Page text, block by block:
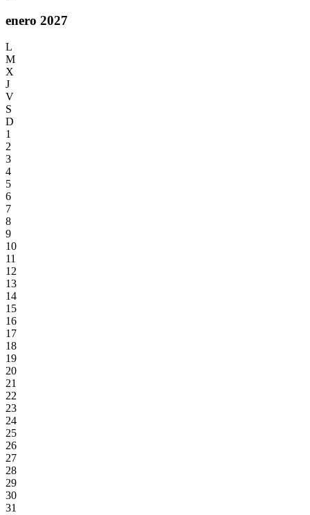
enero 2027
L
M
X
J
V
S
D
1
2
3
4
5
6
7
8
9
10
11
12
13
14
15
16
17
18
19
20
21
22
23
24
25
26
27
28
29
30
31